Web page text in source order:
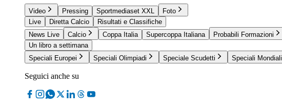
Video Pressing Sportmediaset XXL
Foto
Live
Diretta Calcio
Risultati e Classifiche
News Live
Calcio Coppa Italia Supercoppa Italiana Probabili Formazioni
Un libro a settimana
Speciali Europei
Speciali Olimpiadi Speciale Scudetti Speciali Mondiali
Seguici anche su